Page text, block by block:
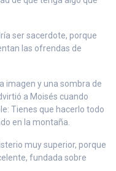
ser sacerdote, porque
las ofrendas de
imagen y una sombra de
a Moisés cuando
Tienes que hacerlo todo
en la montaña.
muy superior, porque
fundada sobre